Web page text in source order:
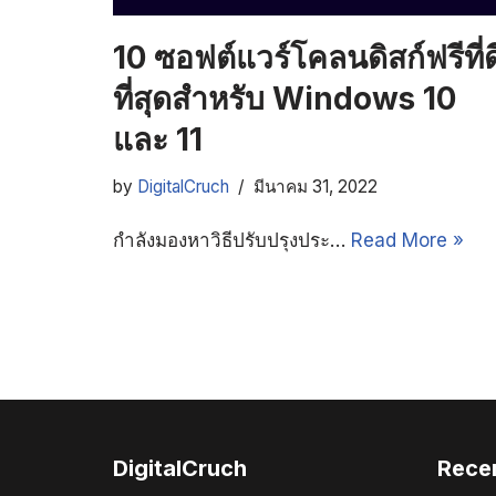
10 ซอฟต์แวร์โคลนดิสก์ฟรีที่
ที่สุดสำหรับ Windows 10
และ 11
by DigitalCruch มีนาคม 31, 2022
กำลังมองหาวิธีปรับปรุงประ… Read More »
DigitalCruch